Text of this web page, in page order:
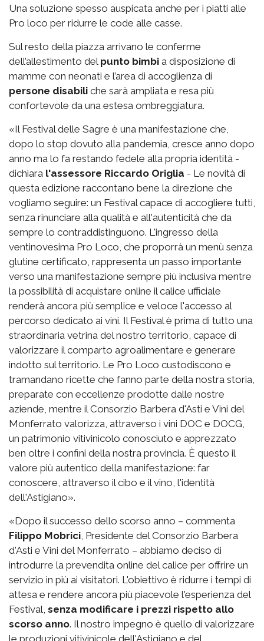
Una soluzione spesso auspicata anche per i piatti alle
Pro loco per ridurre le code alle casse.
Sul resto della piazza arrivano le conferme
dell’allestimento del punto bimbi a disposizione di
mamme con neonati e l’area di accoglienza di
persone disabili che sarà ampliata e resa più
confortevole da una estesa ombreggiatura.
«Il Festival delle Sagre è una manifestazione che,
dopo lo stop dovuto alla pandemia, cresce anno dopo
anno ma lo fa restando fedele alla propria identità -
dichiara l'assessore Riccardo Origlia - Le novità di
questa edizione raccontano bene la direzione che
vogliamo seguire: un Festival capace di accogliere tutti,
senza rinunciare alla qualità e all'autenticità che da
sempre lo contraddistinguono. L'ingresso della
ventinovesima Pro Loco, che proporrà un menù senza
glutine certificato, rappresenta un passo importante
verso una manifestazione sempre più inclusiva mentre
la possibilità di acquistare online il calice ufficiale
renderà ancora più semplice e veloce l'accesso al
percorso dedicato ai vini. Il Festival è prima di tutto una
straordinaria vetrina del nostro territorio, capace di
valorizzare il comparto agroalimentare e generare
indotto sul territorio. Le Pro Loco custodiscono e
tramandano ricette che fanno parte della nostra storia,
preparate con eccellenze prodotte dalle nostre
aziende, mentre il Consorzio Barbera d'Asti e Vini del
Monferrato valorizza, attraverso i vini DOC e DOCG,
un patrimonio vitivinicolo conosciuto e apprezzato
ben oltre i confini della nostra provincia. È questo il
valore più autentico della manifestazione: far
conoscere, attraverso il cibo e il vino, l'identità
dell'Astigiano».
«Dopo il successo dello scorso anno – commenta
Filippo Mobrici , Presidente del Consorzio Barbera
d'Asti e Vini del Monferrato – abbiamo deciso di
introdurre la prevendita online del calice per offrire un
servizio in più ai visitatori. L'obiettivo è ridurre i tempi di
attesa e rendere ancora più piacevole l'esperienza del
Festival, senza modificare i prezzi rispetto allo
scorso anno. Il nostro impegno è quello di valorizzare
le produzioni vitivinicole dell'Astigiano e del